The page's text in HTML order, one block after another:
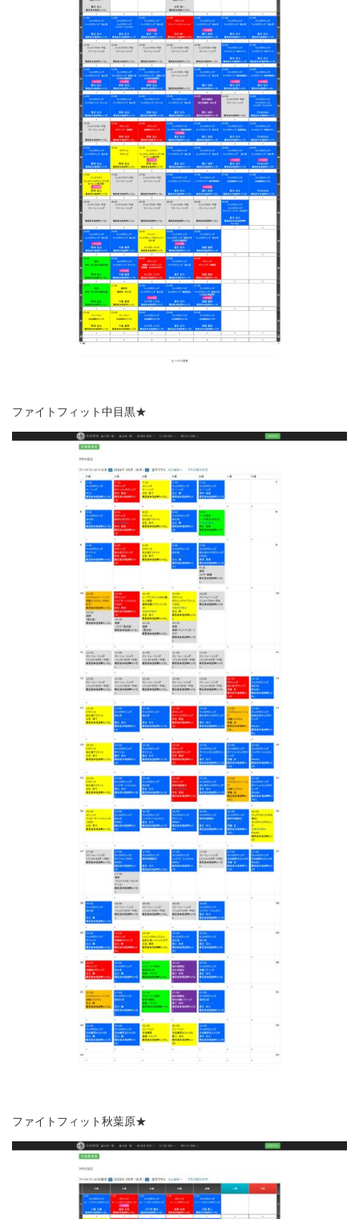
ファイトフィット中目黒★
ファイトフィット秋葉原★